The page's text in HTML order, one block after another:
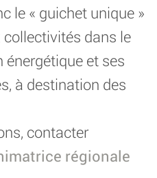
le « guichet unique »
collectivités dans le
et ses
à destination des
contacter
régionale